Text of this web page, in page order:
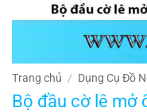
Trang chủ / Dụng Cụ Đồ
Bộ đầu cờ lê mở